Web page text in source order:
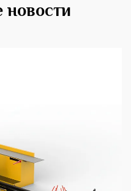
новости